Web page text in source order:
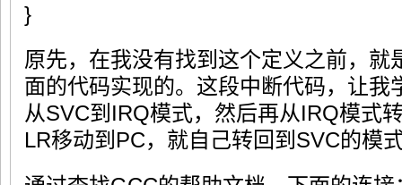
}
原先，在我没有找到这个定义之前，就
面的代码实现的。这段中断代码，让我
从SVC到IRQ模式，然后再从IRQ模式
LR移动到PC，就自己转回到SVC的模